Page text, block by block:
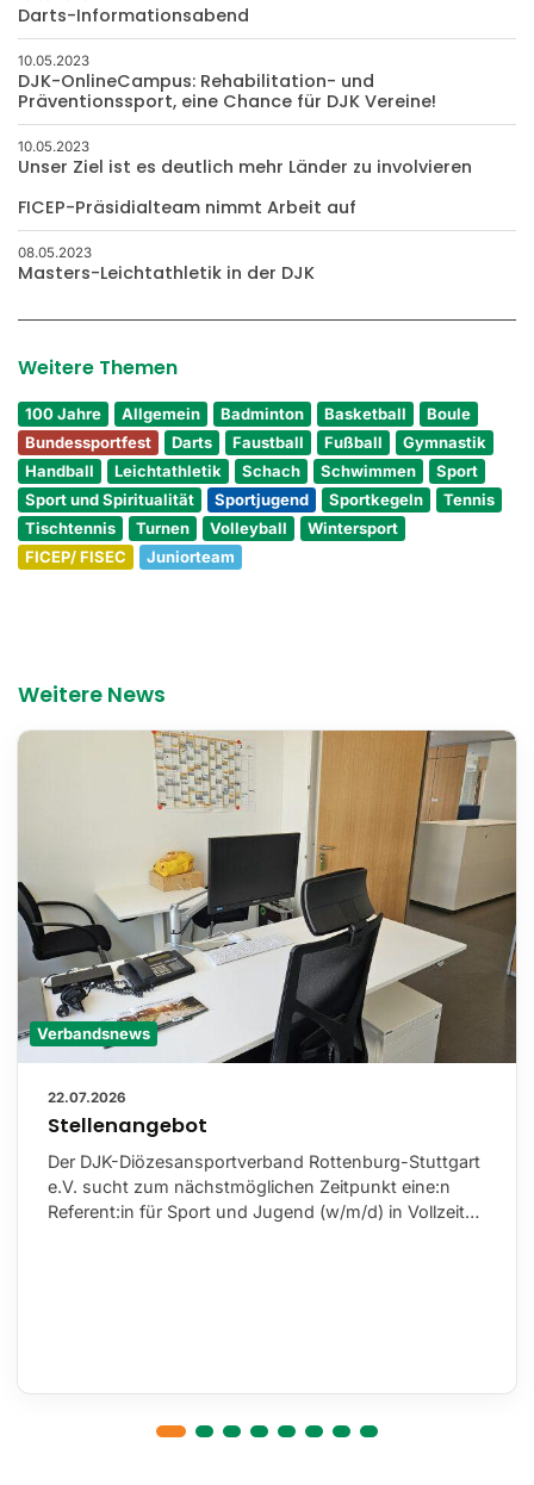
Darts-Informationsabend
10.05.2023
DJK-OnlineCampus: Rehabilitation- und
Präventionssport, eine Chance für DJK Vereine!
10.05.2023
Unser Ziel ist es deutlich mehr Länder zu involvieren
FICEP-Präsidialteam nimmt Arbeit auf
08.05.2023
Masters-Leichtathletik in der DJK
Weitere Themen
100 Jahre Allgemein Badminton Basketball
Boule
Bundessportfest
Darts Faustball Fußball
Gymnastik
Handball
Leichtathletik Schach Schwimmen
Sport
Sport und Spiritualität
Sportjugend Sportkegeln
Tennis
Tischtennis
Turnen Volleyball
Wintersport
FICEP/ FISEC
Juniorteam
Weitere News
Verbandsnews
22.07.2026
Stellenangebot
Der DJK-Diözesansportverband Rottenburg-Stuttgart
e.V. sucht zum nächstmöglichen Zeitpunkt eine:n
Referent:in für Sport und Jugend (w/m/d) in Vollzeit…